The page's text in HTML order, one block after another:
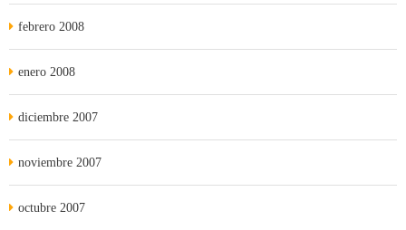
febrero 2008
enero 2008
diciembre 2007
noviembre 2007
octubre 2007